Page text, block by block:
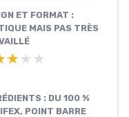
ET FORMAT :
MAIS PAS TRÈS
: DU 100 %
POINT BARRE